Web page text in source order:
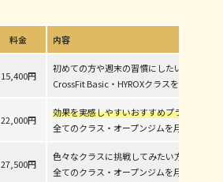
料金 内容
15,400円
初めての方や週末の習慣にしたい方へ。
CrossFit Basic・HYROXクラスを月に4回利
22,000円
効果を実感しやすいおすすめプラン。
全てのクラス・オープンジムを月に8回利
27,500円
色々なクラスに挑戦してみたい方へ。
全てのクラス・オープンジムを月に12回利